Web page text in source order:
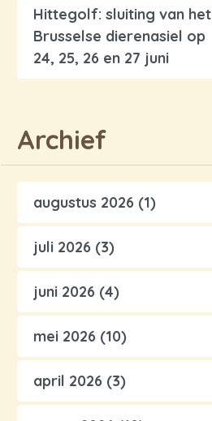
Hittegolf: sluiting van het
Brusselse dierenasiel op
24, 25, 26 en 27 juni
Archief
augustus 2026 (1)
juli 2026 (3)
juni 2026 (4)
mei 2026 (10)
april 2026 (3)